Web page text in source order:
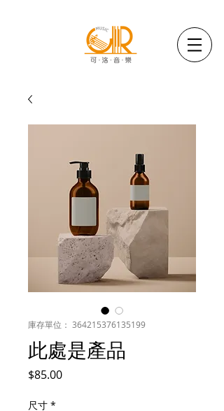
庫存單位： 364215376135199
此處是產品
$85.00價
尺寸 *